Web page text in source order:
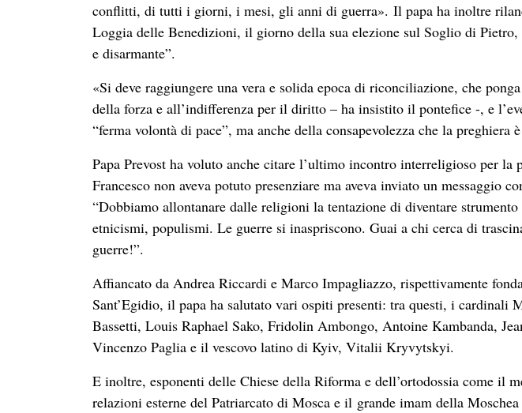
conflitti, di tutti i giorni, i mesi, gli anni di guerra». Il papa ha inoltre
Loggia delle Benedizioni, il giorno della sua elezione sul Soglio di Pietro,
e disarmante”.
«Si deve raggiungere una vera e solida epoca di riconciliazione, che
della forza e all’indifferenza per il diritto – ha insistito il pontefice -, e
“ferma volontà di pace”, ma anche della consapevolezza che la
Papa Prevost ha voluto anche citare l’ultimo incontro interreligioso per la
Francesco non aveva potuto presenziare ma aveva inviato un messaggio
“Dobbiamo allontanare dalle religioni la tentazione di diventare
etnicismi, populismi. Le guerre si inaspriscono. Guai a chi cerca di
guerre!”.
Affiancato da Andrea Riccardi e Marco Impagliazzo, rispettivamente
Sant’Egidio, il papa ha salutato vari ospiti presenti: tra questi, i cardinali
Bassetti, Louis Raphael Sako, Fridolin Ambongo, Antoine Kambanda,
Vincenzo Paglia e il vescovo latino di Kyiv, Vitalii Kryvytskyi.
E inoltre, esponenti delle Chiese della Riforma e dell’ortodossia come il
relazioni esterne del Patriarcato di Mosca e il grande imam della